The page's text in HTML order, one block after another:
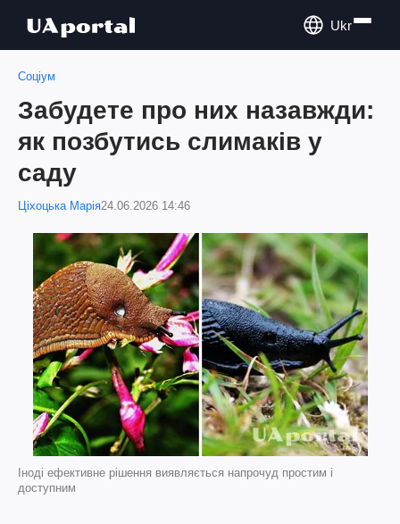
Ukr
Соціум
Забудете про них назавжди:
як позбутись слимаків у
саду
Ціхоцька Марія24.06.2026 14:46
Іноді ефективне рішення виявляється напрочуд простим і
доступним